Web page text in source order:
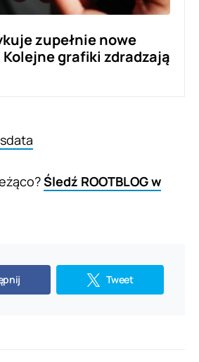
zupełnie nowe
Kolejne grafiki zdradzają
Śledź ROOTBLOG w
Tweet